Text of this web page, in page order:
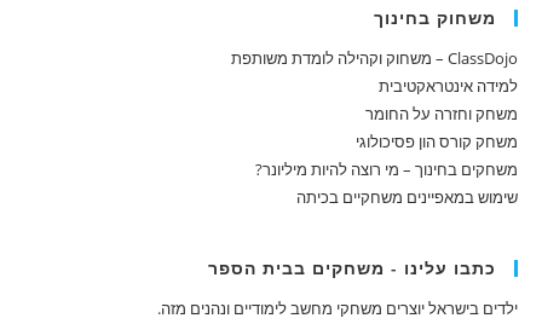
משחוק בחינוך
ClassDojo – משחוק וקהילה לומדת משותפת
למידה אינטראקטיבית
משחק וחזרה על החומר
משחק קורס הון פסיכולוגי
משחקים בחינוך – מי רוצה להיות מיליונר?
שימוש במאפיינים משחקיים בכיתה
כתבו עלינו - משחקים בבית הספר
ילדים בישראל יוצרים משחקי מחשב לימודיים ונהנים מזה.